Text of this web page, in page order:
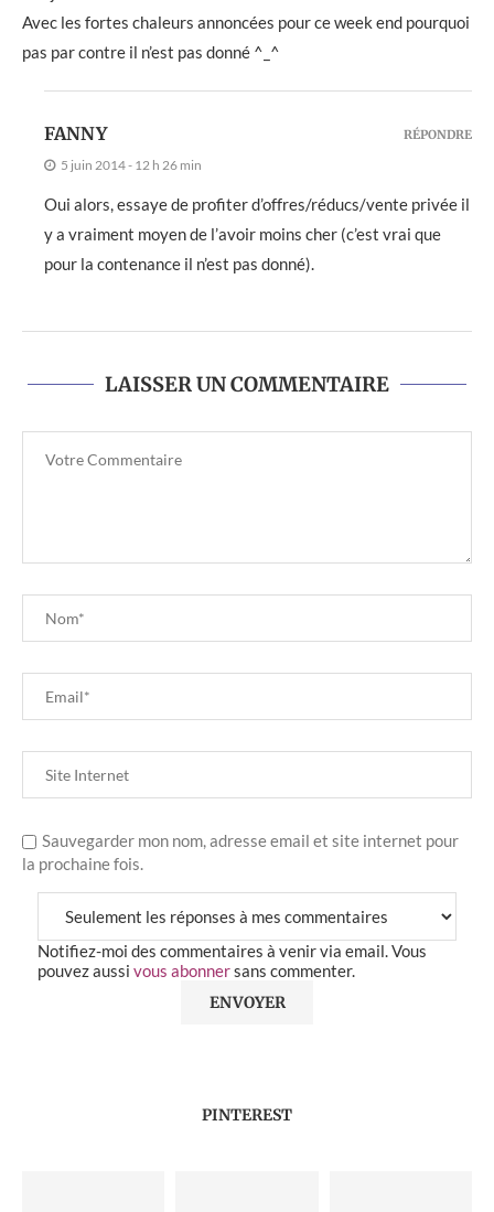
Avec les fortes chaleurs annoncées pour ce week end pourquoi
pas par contre il n’est pas donné ^_^
FANNY
5 juin 2014 - 12 h 26 min
Oui alors, essaye de profiter d’offres/réducs/vente privée il
y a vraiment moyen de l’avoir moins cher (c’est vrai que
pour la contenance il n’est pas donné).
RÉPONDRE
LAISSER UN COMMENTAIRE
Sauvegarder mon nom, adresse email et site internet pour
la prochaine fois.
Notifiez-moi des commentaires à venir via email. Vous
pouvez aussi vous abonnersans commenter.
PINTEREST